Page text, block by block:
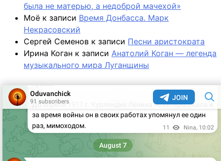
была не матерью, а недоброй мачехой»
Моё к записи Время Донбасса. Марк
Некрасовский
Сергей Семенов к записи Песни аристократа
Ирина Коган к записи Анатолий Коган — легенда
музыкального мира Луганщины